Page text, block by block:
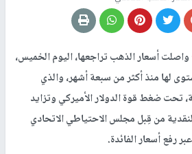
واصلت أسعار الذهب تراجعها، اليوم الخميس،
لها منذ أكثر من سبعة أشهر، والذي
تحت ضغط قوة الدولار الأميركي وتزايد
من قِبل مجلس الاحتياطي الاتحادي
رفع أسعار الفائدة.